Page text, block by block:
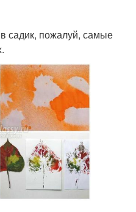
садик, пожалуй, самые